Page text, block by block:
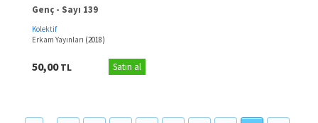
Genç - Sayı 139
Kolektif
Erkam Yayınları (2018)
50,00TL Satın al